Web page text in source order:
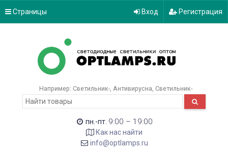
Страницы Вход Регистрация
Например: Светильник- Антивирусна Светильник-
пн.-пт. 9:00 – 19:00
Как нас найти
info@optlamps.ru